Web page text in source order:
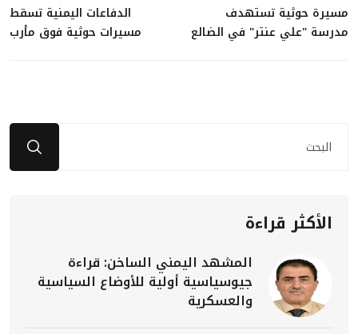
مسيرة حوثية تستهدف
مدرسة "علي عنتر" في الضالع
الدفاعات اليمنية تسقط
مسيرات حوثية فوق مأرب
الأكثر قراءة
المشهد اليمني الساخن: قراءة
جيوسياسية أولية للأوضاع السياسية
والعسكرية